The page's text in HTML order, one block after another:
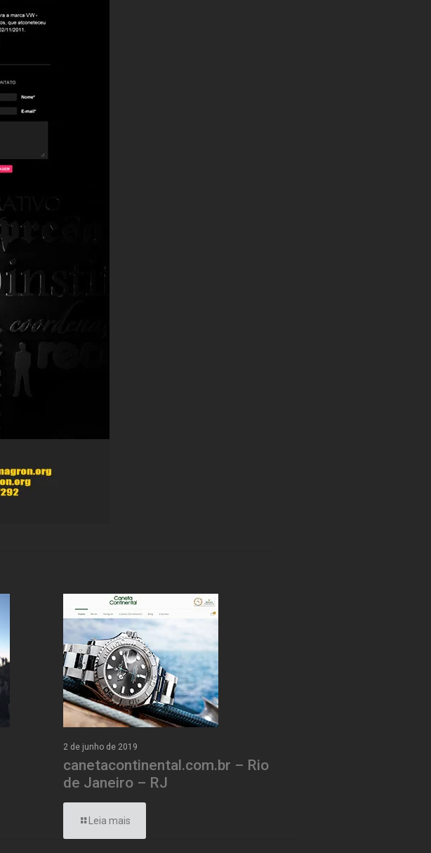
2 de junho de 2019
canetacontinental.com.br – Rio
de Janeiro – RJ
Leia mais